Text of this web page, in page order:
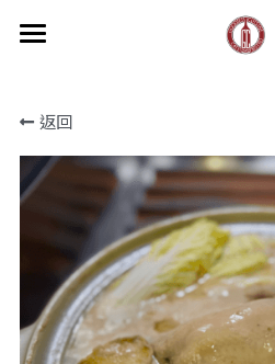
年菜單點加購區
濃白上湯雞湯單點區
人氣商品外帶
首頁
部落格
所有博客分類
新聞採訪
部落客美食推薦
預訂
菜單
菜單總覽
Instagram
返回
商品分類
所有商品分類